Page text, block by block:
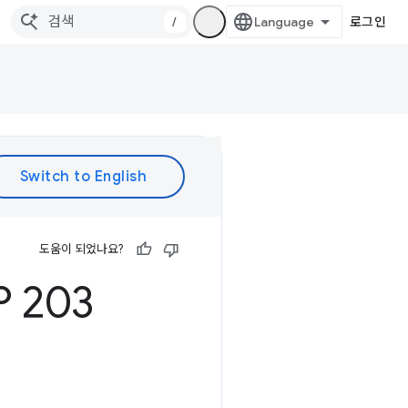
/ 로그인
도움이 되었나요?
203